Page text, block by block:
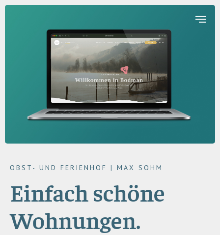
OBST- UND FERIENHOF | MAX SOHM
Einfach schöne
Wohnungen.